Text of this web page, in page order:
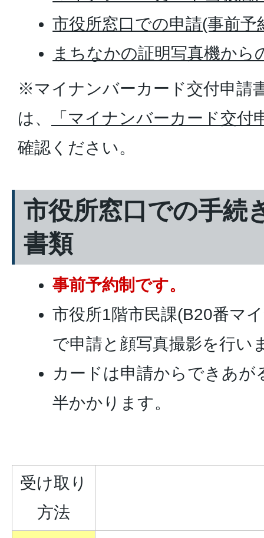
市役所窓口での申請(事前予
まちなかの証明写真機から
※マイナンバーカード交付申請
は、
「マイナンバーカード交付
確認ください。
市役所窓口での手続
書類
事前予約制です。
市役所1階市民課(B20番マ
で申請と顔写真撮影を行い
カードは申請からできあが
半かかります。
受け取り
方法